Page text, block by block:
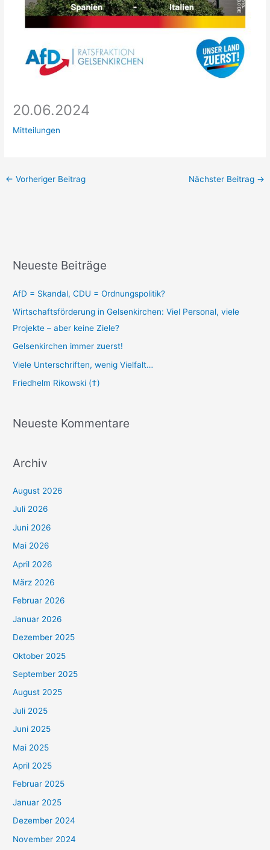
20.06.2024
Mitteilungen
← Vorheriger Beitrag Nächster Beitrag →
Neueste Beiträge
AfD = Skandal, CDU = Ordnungspolitik?
Wirtschaftsförderung in Gelsenkirchen: Viel Personal, viele
Projekte – aber keine Ziele?
Gelsenkirchen immer zuerst!
Viele Unterschriften, wenig Vielfalt…
Friedhelm Rikowski (†)
Neueste Kommentare
Archiv
August 2026
Juli 2026
Juni 2026
Mai 2026
April 2026
März 2026
Februar 2026
Januar 2026
Dezember 2025
Oktober 2025
September 2025
August 2025
Juli 2025
Juni 2025
Mai 2025
April 2025
Februar 2025
Januar 2025
Dezember 2024
November 2024